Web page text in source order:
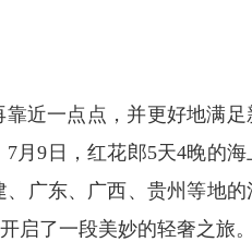
靠近一点点，并更好地满足
月9日，红花郎5天4晚的海
广东、广西、贵州等地的
启了一段美妙的轻奢之旅。